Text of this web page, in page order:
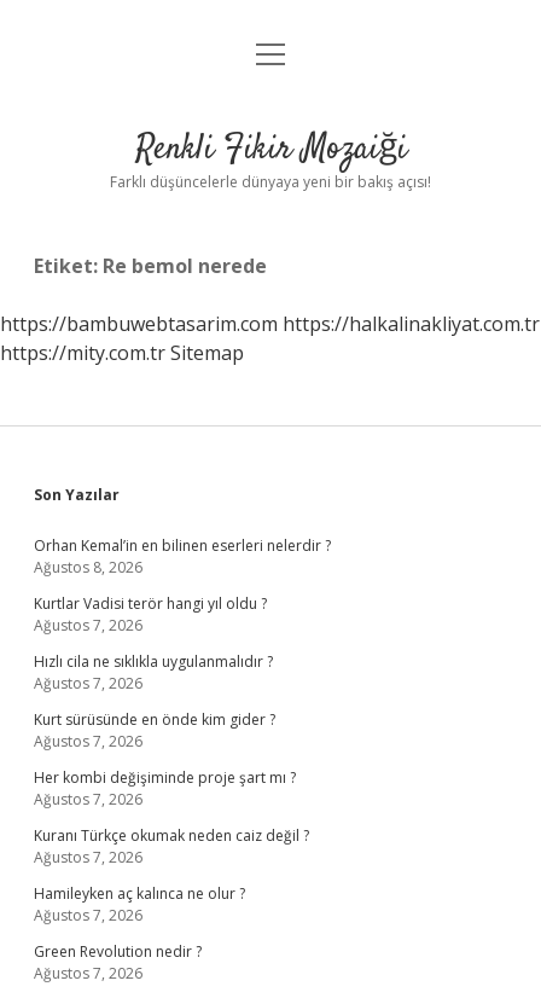
Anasayfa
Yasal Uyarı
menüyü
Renkli Fikir Mozaiği
Farklı düşüncelerle dünyaya yeni bir bakış açısı!
Etiket: Re bemol nerede
https://bambuwebtasarim.com https://halkalinakliyat.com.tr
https://mity.com.trSitemap
Sidebar
Son Yazılar
Orhan Kemal’in en bilinen eserleri nelerdir ?
Ağustos 8, 2026
Kurtlar Vadisi terör hangi yıl oldu ?
Ağustos 7, 2026
Hızlı cila ne sıklıkla uygulanmalıdır ?
Ağustos 7, 2026
Kurt sürüsünde en önde kim gider ?
Ağustos 7, 2026
Her kombi değişiminde proje şart mı ?
Ağustos 7, 2026
Kuranı Türkçe okumak neden caiz değil ?
Ağustos 7, 2026
Hamileyken aç kalınca ne olur ?
Ağustos 7, 2026
Green Revolution nedir ?
Ağustos 7, 2026